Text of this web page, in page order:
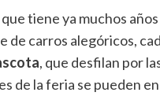
tiene ya muchos
de carros alegóricos,
, que desfilan por
de la feria se pueden